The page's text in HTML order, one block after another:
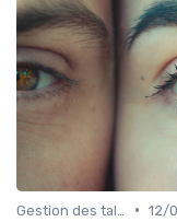
• 12/